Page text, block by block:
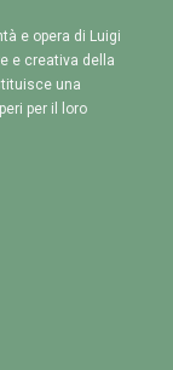
e opera di Luigi
e creativa della
una
per il loro